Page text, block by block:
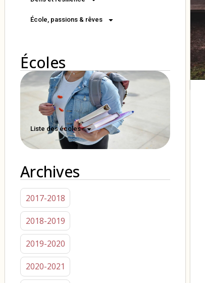
École, passions & rêves
Écoles
Liste des écoles
Archives
2017-2018
2018-2019
2019-2020
2020-2021